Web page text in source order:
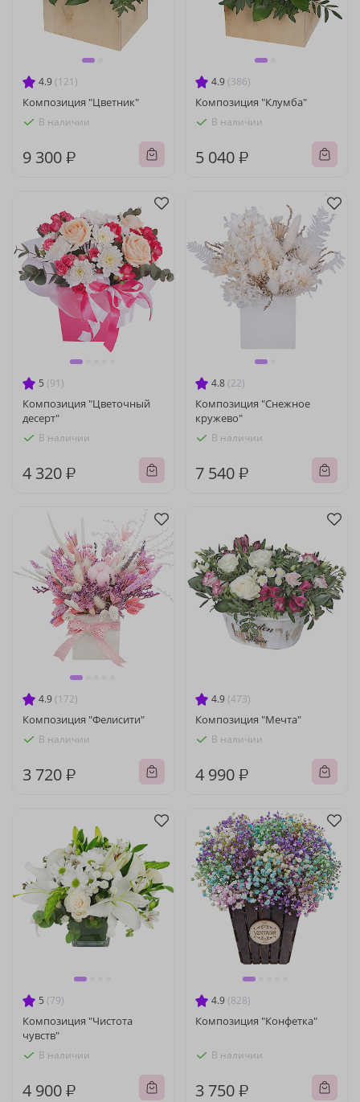
4.9 (121)
Композиция "Цветник"
В наличии
9 300 ₽
4.9 (386)
Композиция "Клумба"
В наличии
5 040 ₽
5 (91)
Композиция "Цветочный
десерт"
В наличии
4 320 ₽
4.8 (22)
Композиция "Снежное
кружево"
В наличии
7 540 ₽
4.9 (172)
Композиция "Фелисити"
В наличии
3 720 ₽
4.9 (473)
Композиция "Мечта"
В наличии
4 990 ₽
5 (79)
Композиция "Чистота
чувств"
В наличии
4 900 ₽
4.9 (828)
Композиция "Конфетка"
В наличии
3 750 ₽